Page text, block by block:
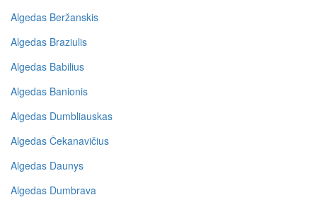
Algedas Beržanskis
Algedas Braziulis
Algedas Babilius
Algedas Banionis
Algedas Dumbliauskas
Algedas Čekanavičius
Algedas Daunys
Algedas Dumbrava